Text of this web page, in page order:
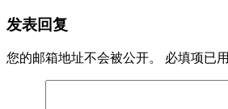
发表回复
您的邮箱地址不会被公开。 必填项已用